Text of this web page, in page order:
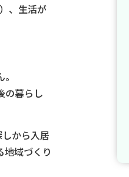
、生活が
の暮らし
から入居
域づくり